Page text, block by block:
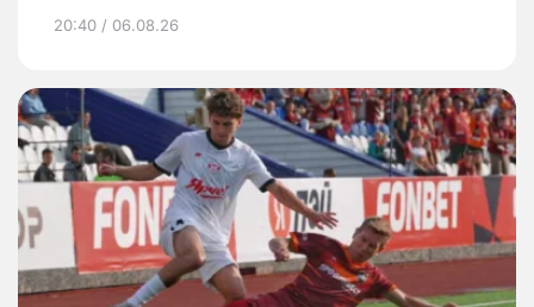
20:40 / 06.08.26